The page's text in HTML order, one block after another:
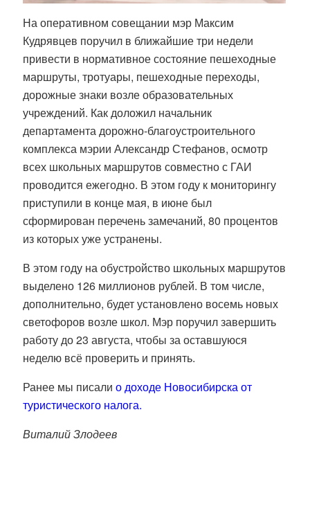
На оперативном совещании мэр Максим
Кудрявцев поручил в ближайшие три недели
привести в нормативное состояние пешеходные
маршруты, тротуары, пешеходные переходы,
дорожные знаки возле образовательных
учреждений. Как доложил начальник
департамента дорожно-благоустроительного
комплекса мэрии Александр Стефанов, осмотр
всех школьных маршрутов совместно с ГАИ
проводится ежегодно. В этом году к мониторингу
приступили в конце мая, в июне был
сформирован перечень замечаний, 80 процентов
из которых уже устранены.
В этом году на обустройство школьных маршрутов
выделено 126 миллионов рублей. В том числе,
дополнительно, будет установлено восемь новых
светофоров возле школ. Мэр поручил завершить
работу до 23 августа, чтобы за оставшуюся
неделю всё проверить и принять.
Ранее мы писали о доходе Новосибирска от
туристического налога.
Виталий Злодеев